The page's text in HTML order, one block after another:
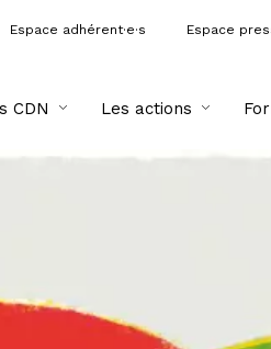
Espace adhérent·e·s Espace
CDN Les actions